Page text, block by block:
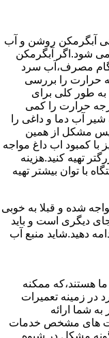
آبگرمکن روشن و آب
شود.اگر آبگرمکن
هنگام مصرف،آب سرد
حرارت را بررسی
به طور کلی برای
حرارت را کمی
آب دما و داغی را
مشکل از همین
با کمبود اب داغ مواجه
تهیه کنید.هزینه
با توان بیشتر تهیه
شده و قبلا به خوبی
دیگری است و باید
دهید.شاید منبع آب
هستند،که ممکنه
در زمینه تعمیرات
شما ارائه
های مشخص خدمات